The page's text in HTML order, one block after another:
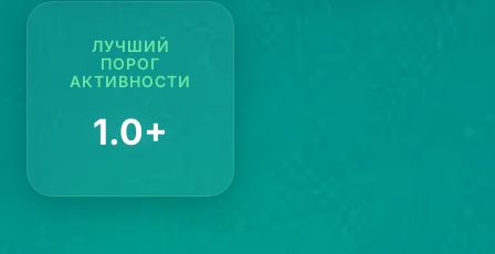
ЛУЧШИЙ
ПОРОГ
АКТИВНОСТИ
1.0+